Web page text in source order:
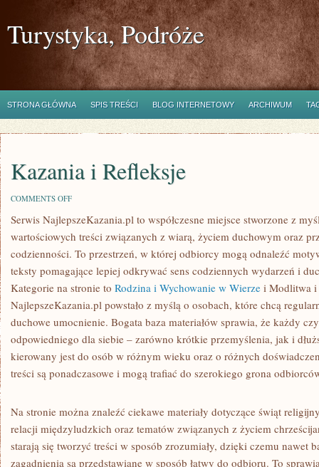
Turystyka, Podróże
STRONA GŁÓWNA SPIS TREŚCI BLOG INTERNETOWY ARCHIWUM
Kazania i Refleksje
COMMENTS OFFON
I
Serwis NajlepszeKazania.pl to współczesne miejsce stworzone z
wartościowych treści związanych z wiarą, życiem duchowym oraz
codzienności. To przestrzeń, w której odbiorcy mogą odnaleźć
teksty pomagające lepiej odkrywać sens codziennych wydarzeń i
Kategorie na stronie to Rodzina i Wychowanie w Wierze i Modlitwa i
NajlepszeKazania.pl powstało z myślą o osobach, które chcą
duchowe umocnienie. Bogata baza materiałów sprawia, że każdy
odpowiedniego dla siebie – zarówno krótkie przemyślenia, jak i
kierowany jest do osób w różnym wieku oraz o różnych
treści są ponadczasowe i mogą trafiać do szerokiego grona
Na stronie można znaleźć ciekawe materiały dotyczące świąt
relacji międzyludzkich oraz tematów związanych z życiem
starają się tworzyć treści w sposób zrozumiały, dzięki czemu nawet
zagadnienia są przedstawiane w sposób łatwy do odbioru. To